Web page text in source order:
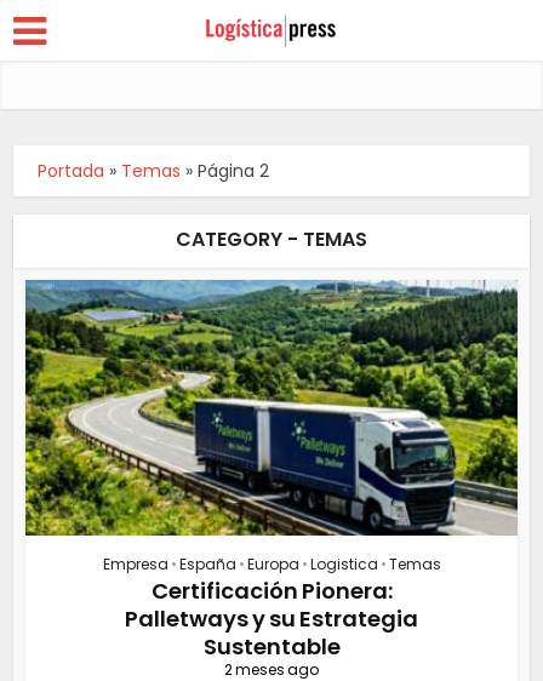
Portada » Temas »Página 2
CATEGORY - TEMAS
Empresa •España •Europa •Logistica •Temas
Certificación Pionera:
Palletways y su Estrategia
Sustentable
2 meses ago